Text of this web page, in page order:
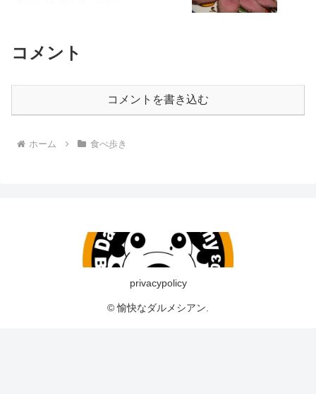
コメント
コメントを書き込む
ホーム 食べ歩き
privacypolicy
© 愉快なダルメシアン.